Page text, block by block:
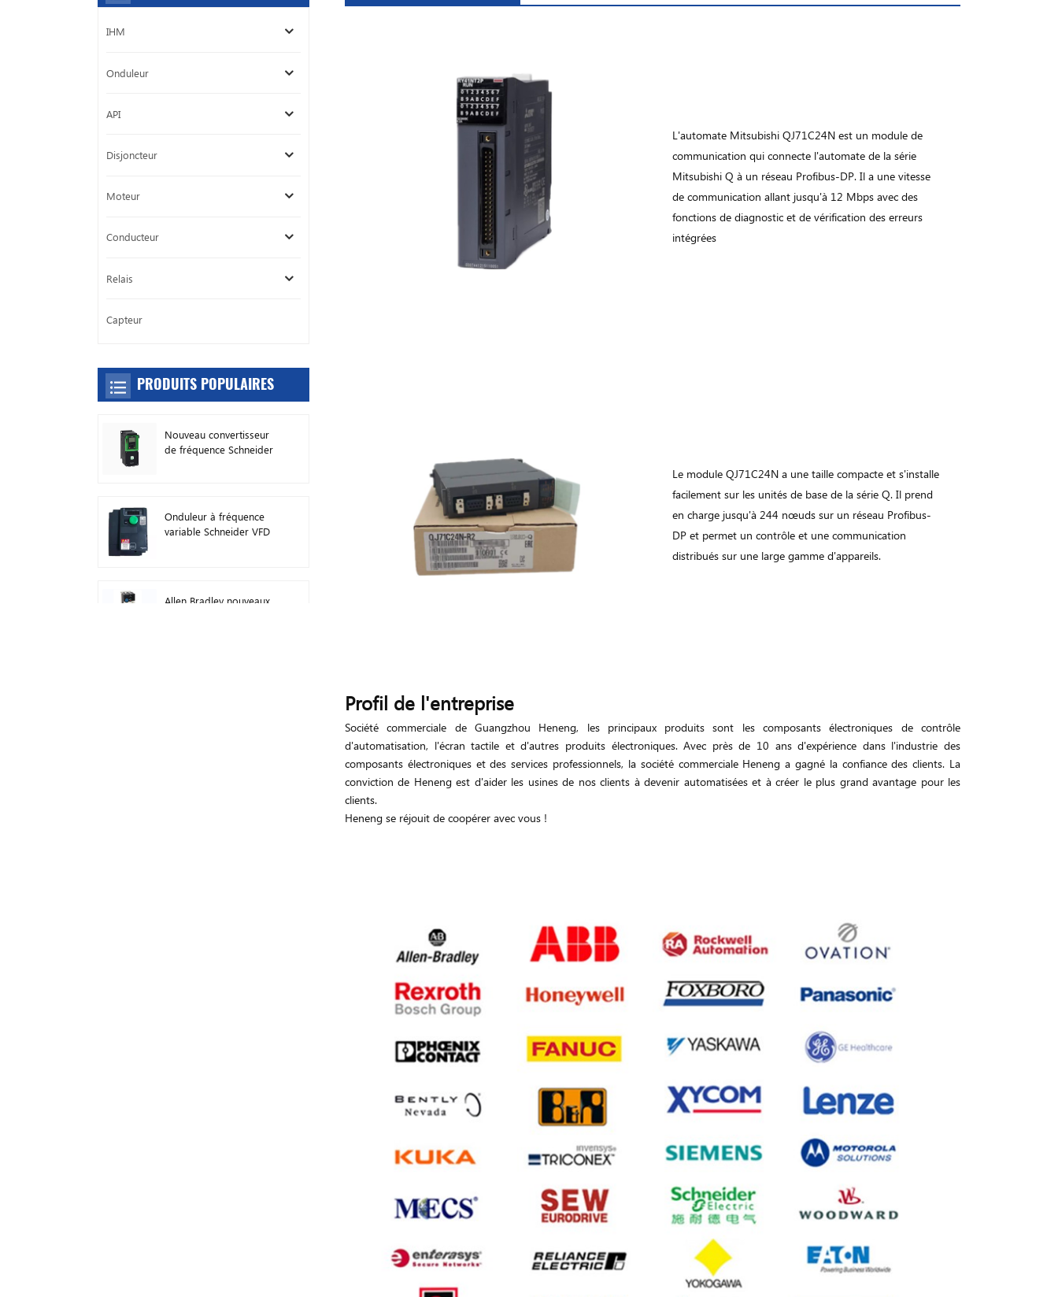
L'automate Mitsubishi QJ71C24N est un module de
communication qui connecte l'automate de la série
Mitsubishi Q à un réseau Profibus-DP. Il a une vitesse
de communication allant jusqu'à 12 Mbps avec des
fonctions de diagnostic et de vérification des erreurs
intégrées
Le module QJ71C24N a une taille compacte et s'installe
facilement sur les unités de base de la série Q. Il prend
en charge jusqu'à 244 nœuds sur un réseau Profibus-
DP et permet un contrôle et une communication
distribués sur une large gamme d'appareils.
Profil de l'entreprise
Société commerciale de Guangzhou Heneng, les principaux produits sont les composants électroniques de contrôle
d'automatisation, l'écran tactile et d'autres produits électroniques. Avec près de 10 ans d'expérience dans l'industrie des
composants électroniques et des services professionnels, la société commerciale Heneng a gagné la confiance des clients. La
conviction de Heneng est d'aider les usines de nos clients à devenir automatisées et à créer le plus grand avantage pour les
clients.
Heneng se réjouit de coopérer avec vous !
IHM
Onduleur
API
Disjoncteur
Moteur
Conducteur
Relais
Capteur
PRODUITS POPULAIRES
Nouveau convertisseur
de fréquence Schneider
Onduleur à fréquence
variable Schneider VFD
Allen Bradley nouveaux